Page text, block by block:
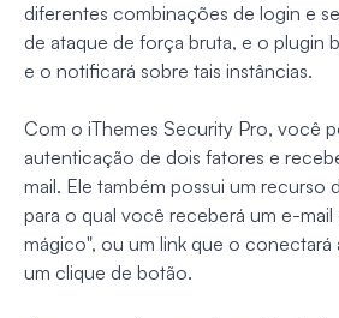
diferentes combinações de login e
de ataque de força bruta, e o plugin
e o notificará sobre tais instâncias.
Com o iThemes Security Pro, você
autenticação de dois fatores e
mail. Ele também possui um recurso
para o qual você receberá um e-mail
mágico", ou um link que o conectará
um clique de botão.